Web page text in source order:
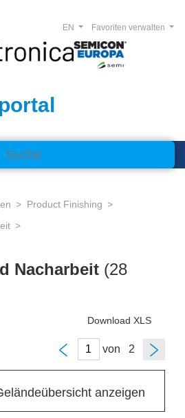
Favoriten verwalten
EN
Product Finishing
Nacharbeit (28
Download XLS
von
anzeigen